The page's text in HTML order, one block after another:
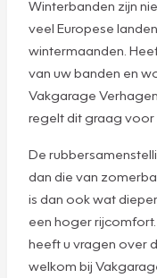
Winterbanden zijn
veel Europese
wintermaanden.
van uw banden en
Vakgarage
regelt dit graag voor
De
dan die van
is dan ook wat
een hoger rijcomfort.
heeft u vragen over
welkom bij